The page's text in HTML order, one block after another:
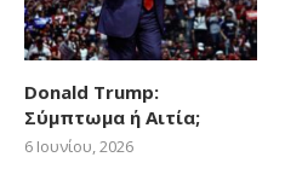
Donald Trump:
Σύμπτωμα ή Αιτία;
6 Ιουνίου, 2026